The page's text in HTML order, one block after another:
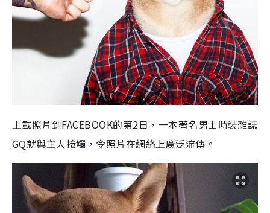
上載照片到FACEBOOK的第2日，一本著名男士時裝雜誌
GQ就與主人接觸，令照片在網絡上廣泛流傳。